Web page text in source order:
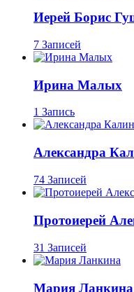
Иерей Борис
7 Записей
Ирина Малых
1 Запись
Александра
74 Записей
Протоиерей
31 Записей
Мария Ланкина